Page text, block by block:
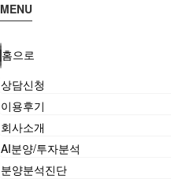
MENU
홈으로
상담신청
이용후기
회사소개
AI분양/투자분석
분양분석진단